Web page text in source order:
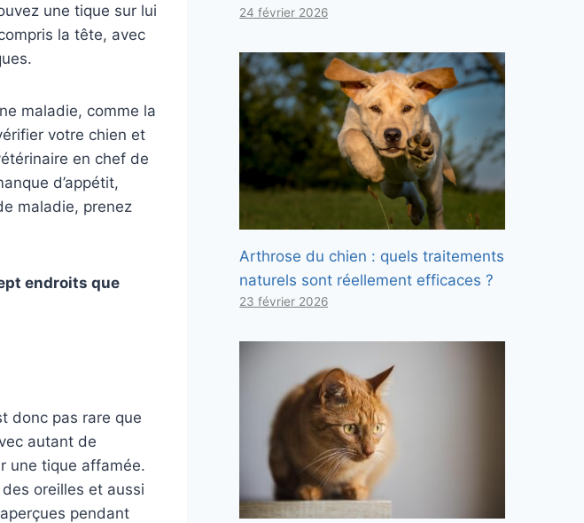
une tique sur lui
la tête, avec
maladie, comme la
votre chien et
en chef de
d’appétit,
maladie, prenez
endroits que
donc pas rare que
autant de
une tique affamée.
oreilles et aussi
pendant
24 février 2026
Arthrose du chien : quels traitements
naturels sont réellement efficaces ?
23 février 2026